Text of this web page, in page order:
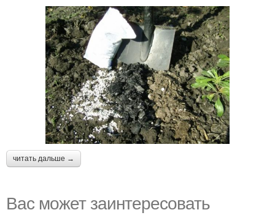
читать дальше →
Вас может заинтересовать